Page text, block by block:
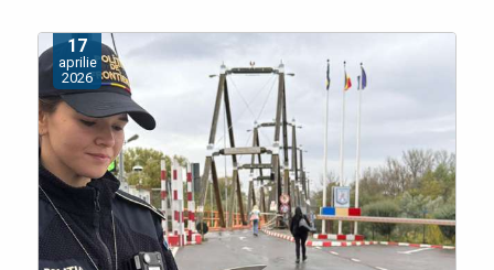
17
aprilie
2026